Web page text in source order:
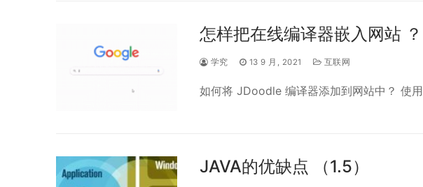
怎样把在线编译器嵌入网站 ？
学究 13 9 月, 2021 互联网
如何将 JDoodle 编译器添加到网站中？ 使
JAVA的优缺点 （1.5）